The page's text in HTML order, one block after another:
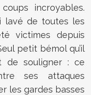
incroyables.
lavé de toutes les
victimes depuis
petit bémol qu’il
de souligner : ce
ses attaques
les gardes basses